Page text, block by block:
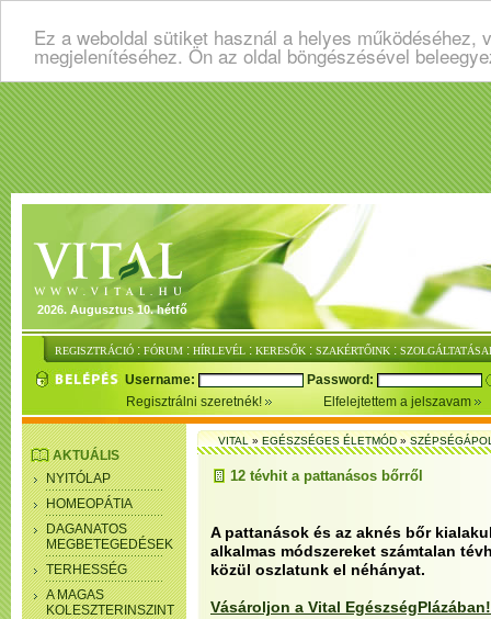
Ez a weboldal sütiket használ a helyes
megjelenítéséhez. Ön az oldal böngészésével
2026. Augusztus 10. hétfő
REGISZTRÁCIÓ : FÓRUM : HÍRLEVÉL : KERESŐK : SZAKÉRTŐINK :
Username:
Password:
Regisztrálni szeretnék!
Elfelejtettem a jelszavam
AKTUÁLIS
NYITÓLAP
HOMEOPÁTIA
DAGANATOS
MEGBETEGEDÉSEK
TERHESSÉG
A MAGAS
KOLESZTERINSZINT
VITAL»EGÉSZSÉGES ÉLETMÓD»
12 tévhit a pattanásos bőrről
A pattanások és az aknés bőr
alkalmas módszereket számtalan
közül oszlatunk el néhányat.
Vásároljon a Vital